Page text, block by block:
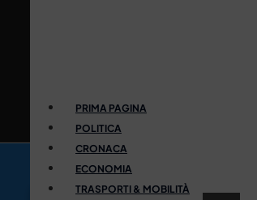
PRIMA PAGINA
POLITICA
CRONACA
ECONOMIA
TRASPORTI & MOBILITÀ